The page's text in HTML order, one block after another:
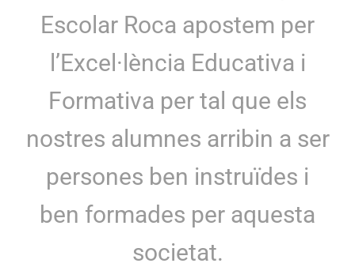
Escolar Roca apostem per
l’Excel·lència Educativa i
Formativa per tal que els
nostres alumnes arribin a ser
persones ben instruïdes i
ben formades per aquesta
societat.